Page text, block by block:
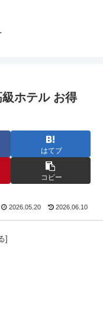
ホテル お得
はてブ
コピー
2026.05.20 2026.06.10